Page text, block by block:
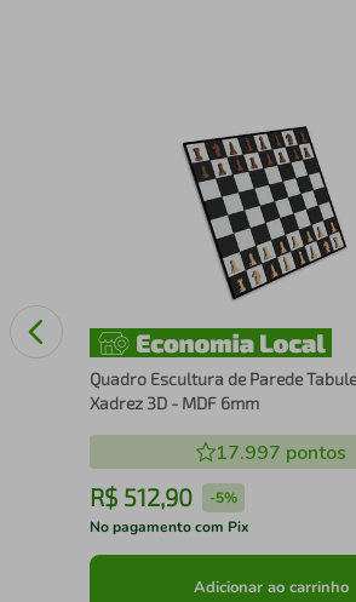
Quadro Escultura de Parede
Xadrez 3D - MDF 6mm
17.997 pontos
R$ 512,90 -5%
No pagamento com Pix
Adicionar ao carrinho